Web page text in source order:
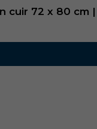
cuir 72 x 80 cm |